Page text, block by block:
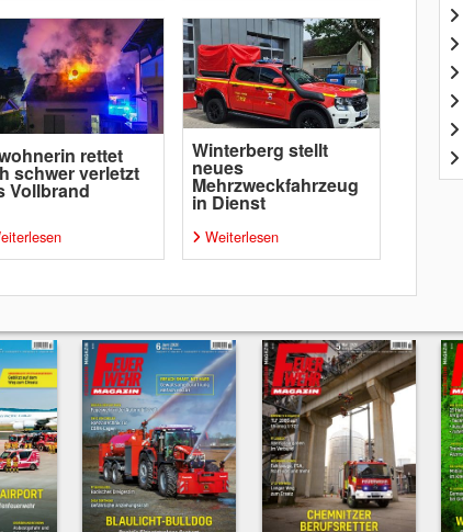
rettet
schwer verletzt
Vollbrand
Winterberg stellt
neues
Mehrzweckfahrzeug
in Dienst
Weiterlesen